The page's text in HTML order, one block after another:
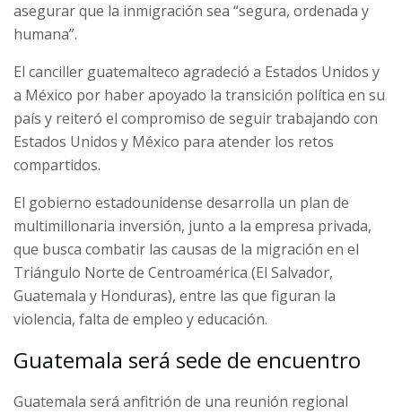
asegurar que la inmigración sea “segura, ordenada y
humana”.
El canciller guatemalteco agradeció a Estados Unidos y
a México por haber apoyado la transición política en su
país y reiteró el compromiso de seguir trabajando con
Estados Unidos y México para atender los retos
compartidos.
El gobierno estadounidense desarrolla un plan de
multimillonaria inversión, junto a la empresa privada,
que busca combatir las causas de la migración en el
Triángulo Norte de Centroamérica (El Salvador,
Guatemala y Honduras), entre las que figuran la
violencia, falta de empleo y educación.
Guatemala será sede de encuentro
Guatemala será anfitrión de una reunión regional